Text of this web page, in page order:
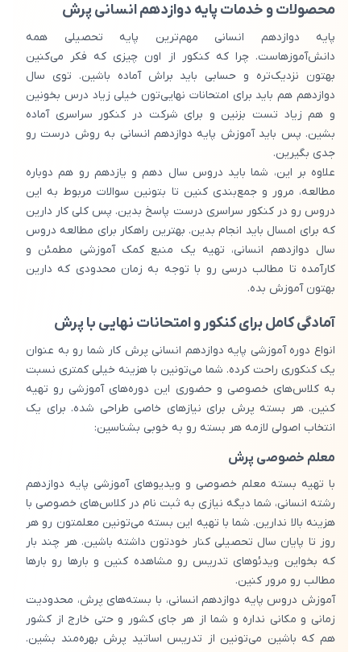
محصولات و خدمات پایه دوازدهم انسانی پرش
پایه دوازدهم انسانی مهم‌ترین پایه تحصیلی همه
دانش‌آموزهاست. چرا که کنکور از اون چیزی که فکر می‌کنین
بهتون نزدیک‌تره و حسابی باید براش آماده باشین. توی سال
دوازدهم هم باید برای امتحانات نهایی‌تون خیلی زیاد درس بخونین
و هم زیاد تست بزنین و برای شرکت در کنکور سراسری آماده
بشین. پس باید آموزش پایه دوازدهم انسانی به روش درست رو
جدی بگیرین.
علاوه بر این، شما باید دروس سال دهم و یازدهم رو هم دوباره
مطالعه، مرور و جمع‌بندی کنین تا بتونین سوالات مربوط به این
دروس رو در کنکور سراسری درست پاسخ بدین. پس کلی کار دارین
که برای امسال باید انجام بدین. بهترین راهکار برای مطالعه دروس
سال دوازدهم انسانی، تهیه یک منبع کمک آموزشی مطمئن و
کارآمده تا مطالب درسی رو با توجه به زمان محدودی که دارین
بهتون آموزش بده.
آمادگی کامل برای کنکور و امتحانات نهایی با پرش
انواع دوره آموزشی پایه دوازدهم انسانی پرش کار شما رو به عنوان
یک کنکوری راحت کرده. شما می‌تونین با هزینه خیلی کمتری نسبت
به کلاس‌های خصوصی و حضوری این دوره‌های آموزشی رو تهیه
کنین. هر بسته پرش برای نیازهای خاصی طراحی شده. برای یک
انتخاب اصولی لازمه هر بسته رو به خوبی بشناسین:
معلم خصوصی پرش
با تهیه بسته معلم خصوصی و ویدیوهای آموزشی پایه دوازدهم
رشته انسانی، شما دیگه نیازی به ثبت نام در کلاس‌های خصوصی با
هزینه بالا ندارین. شما با تهیه این بسته می‌تونین معلمتون رو هر
روز تا پایان سال تحصیلی کنار خودتون داشته باشین. هر چند بار
که بخواین ویدئوهای تدریس رو مشاهده کنین و بارها رو بارها
مطالب رو مرور کنین.
آموزش دروس پایه دوازدهم انسانی، با بسته‌های پرش، محدودیت
زمانی و مکانی نداره و شما از هر جای کشور و حتی خارج از کشور
هم که باشین می‌تونین از تدریس اساتید پرش بهره‌مند بشین.